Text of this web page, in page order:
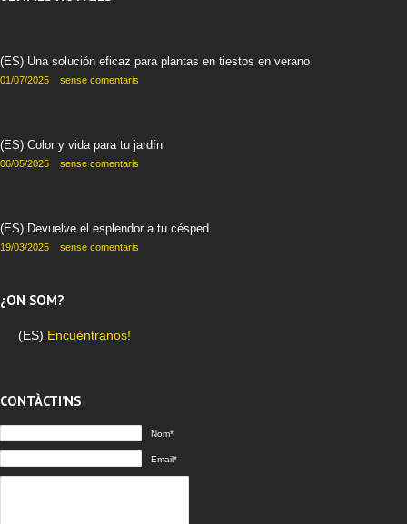
(ES) Una solución eficaz para plantas en tiestos en verano
01/07/2025 sense comentaris
(ES) Color y vida para tu jardín
06/05/2025 sense comentaris
(ES) Devuelve el esplendor a tu césped
19/03/2025 sense comentaris
¿ON SOM?
(ES) Encuéntranos!
CONTÀCTI’NS
Nom*
Email*